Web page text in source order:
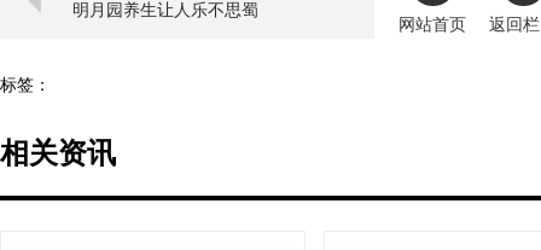
明月园养生让人乐不思蜀
网站首页
返回
标签：
相关资讯